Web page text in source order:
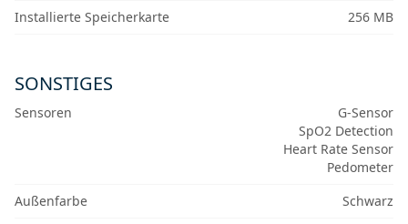
Installierte Speicherkarte 256 MB
SONSTIGES
Sensoren
G-Sensor
SpO2 Detection
Heart Rate Sensor
Pedometer
Außenfarbe
Schwarz